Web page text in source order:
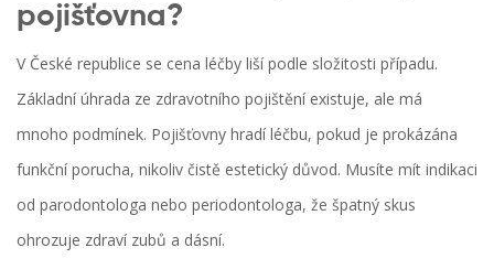
pojišťovna?
V České republice se cena léčby liší podle složitosti případu.
Základní úhrada ze zdravotního pojištění existuje, ale má
mnoho podmínek. Pojišťovny hradí léčbu, pokud je prokázána
funkční porucha, nikoliv čistě estetický důvod. Musíte mít indikaci
od parodontologa nebo periodontologa, že špatný skus
ohrozuje zdraví zubů a dásní.